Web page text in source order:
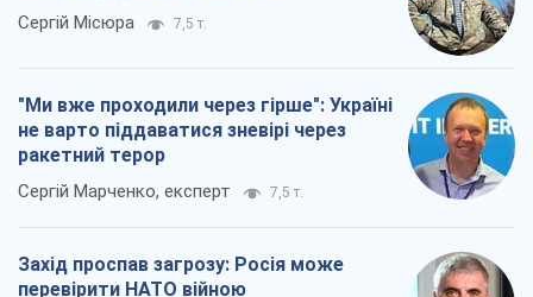
Сергій Місюра 7,5 т.
"Ми вже проходили через гірше": Україні
не варто піддаватися зневірі через
ракетний терор
Сергій Марченко, експерт 7,5 т.
Захід проспав загрозу: Росія може
перевірити НАТО війною